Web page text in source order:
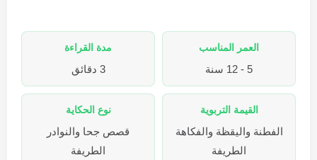
العمر المناسب
5 - 12 سنة
مدة القراءة
3 دقائق
القيمة التربوية
الفطنة واليقظة والفكاهة
الطريفة
نوع الحكاية
قصص جحا والنوادر
الطريفة